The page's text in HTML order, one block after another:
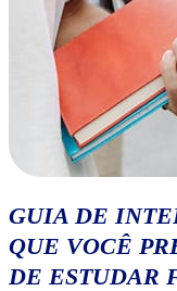
GUIA DE
QUE VOCÊ
DE ESTUDAR